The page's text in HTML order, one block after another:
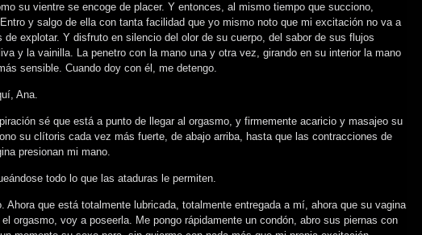
su vientre se encoge de placer. Y entonces, al mismo tiempo que succiono,
y salgo de ella con tanta facilidad que yo mismo noto que mi excitación no va a
de explotar. Y disfruto en silencio del olor de su cuerpo, del sabor de sus flujos
y la vainilla. La penetro con la mano una y otra vez, girando en su interior la mano
sensible. Cuando doy con él, me detengo.
Ana.
sé que está a punto de llegar al orgasmo, y firmemente acaricio y masajeo su
su clítoris cada vez más fuerte, de abajo arriba, hasta que las contracciones de
presionan mi mano.
todo lo que las ataduras le permiten.
Ahora que está totalmente lubricada, totalmente entregada a mí, ahora que su vagina
orgasmo, voy a poseerla. Me pongo rápidamente un condón, abro sus piernas con